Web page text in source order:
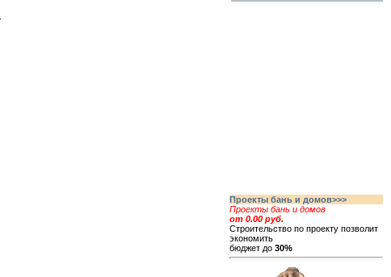
Проекты бань и домов>>>
Проекты бань и домов
от 0.00 руб.
Строительство по проекту позволит
экономить
бюджет до 30%